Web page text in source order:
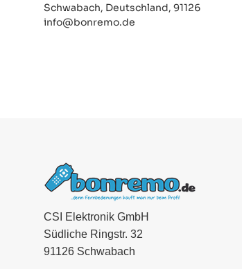
Schwabach, Deutschland, 91126
info@bonremo.de
CSI Elektronik GmbH
Südliche Ringstr. 32
91126 Schwabach